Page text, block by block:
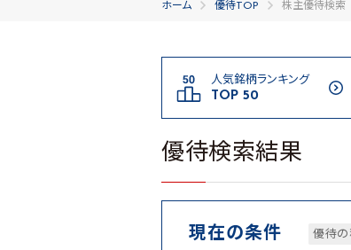
ホーム 優待TOP 株主優待検索
人気銘柄ランキング
TOP 50
優待検索結果
現在の条件 優待の